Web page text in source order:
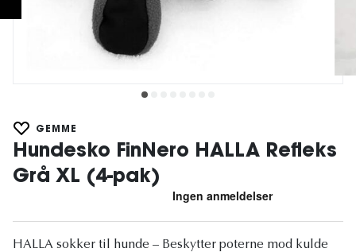
GEMME
Hundesko FinNero HALLA Refleks
Grå XL (4-pak)
HALLA sokker til hunde – Beskytter poterne mod kulde